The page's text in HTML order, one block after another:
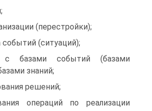
(перестройки);
событий (ситуаций);
с базами событий (базами
знаний;
решений;
операций по реализации